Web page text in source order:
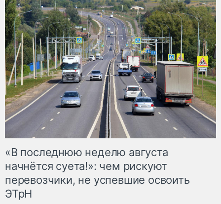
«В последнюю неделю августа
начнётся суета!»: чем рискуют
перевозчики, не успевшие освоить
ЭТрН